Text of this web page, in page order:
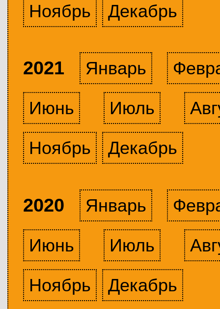
Ноябрь
Декабрь
2021 Январь
Июнь
Июль
Ноябрь
Декабрь
2020 Январь
Июнь
Июль
Ноябрь
Декабрь